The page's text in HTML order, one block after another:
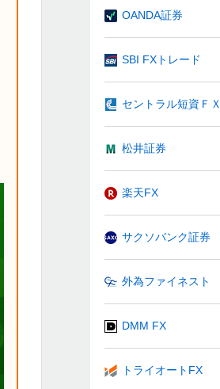
OANDA証券
SBI FXトレード
セントラル短資ＦＸ
松井証券
楽天FX
サクソバンク証券
外為ファイネスト
DMM FX
トライオートFX